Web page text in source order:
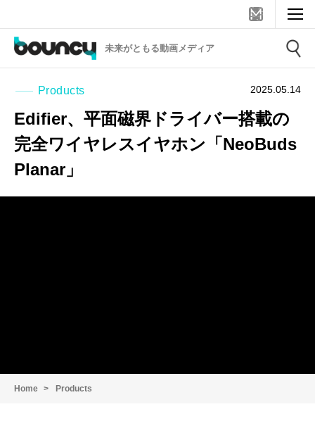
未来がともる動画メディア
Products 2025.05.14
Edifier、平面磁界ドライバー搭載の
完全ワイヤレスイヤホン「NeoBuds
Planar」
Home Products